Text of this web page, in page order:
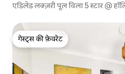
एडिलेड लक्ज़री पूल विला 5 स्टार @
गेस्ट्स की फ़ेवरेट
गेस्ट्स की फ़ेवरेट